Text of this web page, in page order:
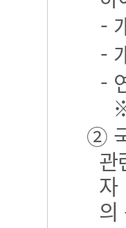
-
-
-
②
관
자
의